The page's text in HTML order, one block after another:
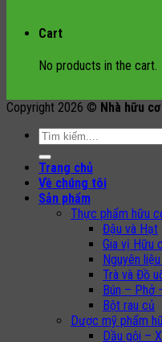
Cart
No products in the cart.
Copyright 2026 © Nhà hữu cơ
Search
Trang chủ
Về chúng tôi
Sản phẩm
Thực phẩm hữu
Đậu và Hạt
Gia vị Hữu
Nguyên
Trà và Đồ
Bún – Phở
Bột rau củ
Dược mỹ phẩm
Dầu gội –